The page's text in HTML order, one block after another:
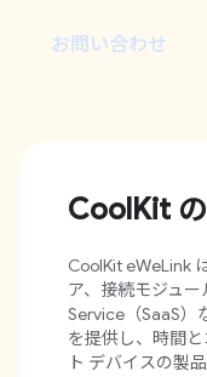
お問い合わせ
CoolKit
CoolKit eWeLink
ア、接続モジュ
Service（SaaS）
を提供し、時間
ト デバイスの製